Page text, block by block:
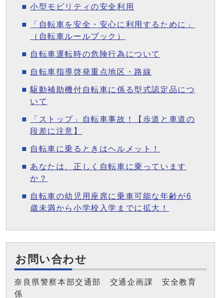
小型モビリティの安全利用
「自転車を安全・安心に利用するために」
（自転車ルールブック）
自転車運転時の危険行為について
自転車指導啓発重点地区・路線
駆動補助機付自転車に係る型式認定品につ
いて
「ストップ」自転車事故！【歩道と車道の
段差に注意】
自転車に乗るときはヘルメット！
あなたは、正しく自転車に乗っています
か？
自転車の幼児用座席に乗車可能な年齢が6
歳未満から小学校入学までに拡大！
お問い合わせ
奈良県警察本部交通部 交通企画課 安全教育
係